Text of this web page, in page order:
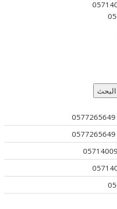
البحث